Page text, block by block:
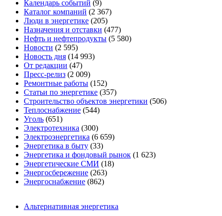
Календарь событий (9)
Каталог компаний (2 367)
Люди в энергетике (205)
Назначения и отставки (477)
Нефть и нефтепродукты (5 580)
Новости (2 595)
Новость дня (14 993)
От редакции (47)
Пресс-релиз (2 009)
Ремонтные работы (152)
Статьи по энергетике (357)
Строительство объектов энергетики (506)
Теплоснабжение (544)
Уголь (651)
Электротехника (300)
Электроэнергетика (6 659)
Энергетика в быту (33)
Энергетика и фондовый рынок (1 623)
Энергетические СМИ (18)
Энергосбережение (263)
Энергоснабжение (862)
Альтернативная энергетика